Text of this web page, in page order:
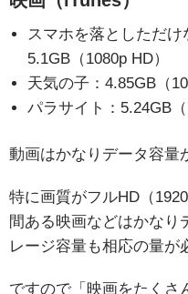
スマホを落としただけ
5.1GB（1080p HD）
天気の子：4.85GB（
パラサイト：5.24GB（
動画はかなりデータ容量
特に画質がフルHD（
間ある映画などはかなり
レージ容量も相応の量が
ですので「映画をたくさ